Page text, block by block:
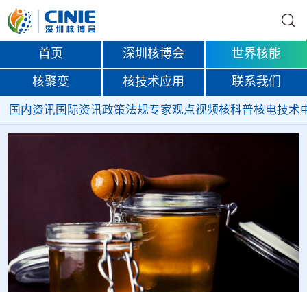
首页 深圳核博会 世界核能
核聚变 核技术应用 联系我们
国内资讯 国际资讯政策法规专家观点视频核科普核电技术